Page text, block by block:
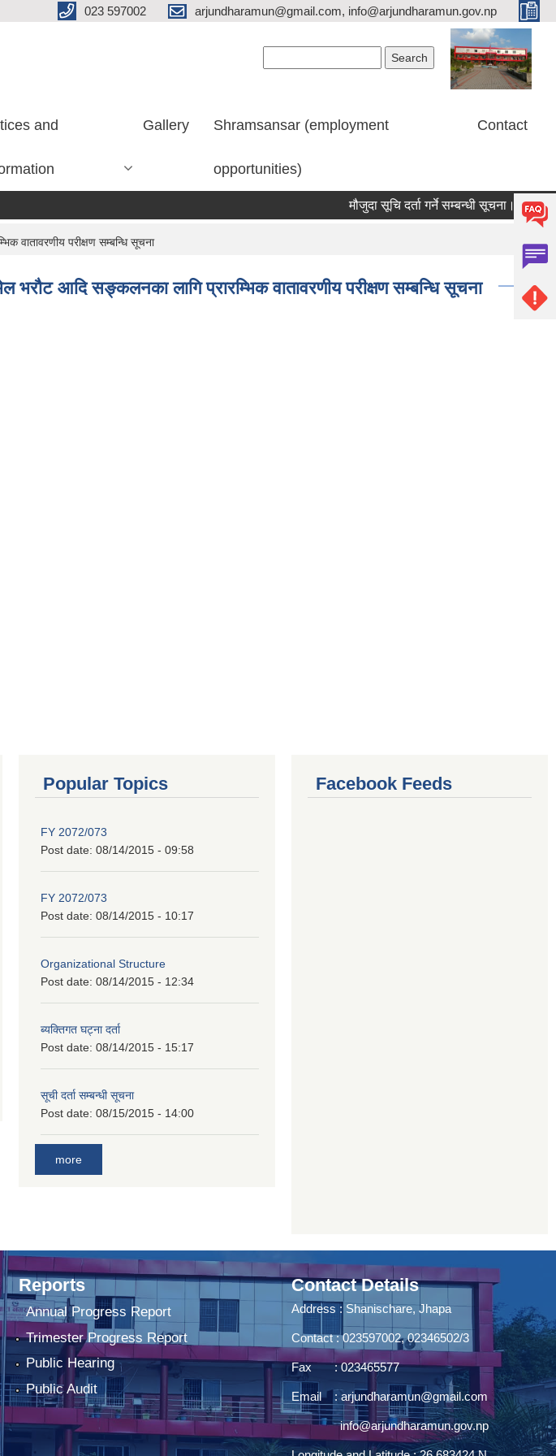
023 597002 arjundharamun@gmail.com, info@arjundharamun.gov.np
and Gallery Shramsansar (employment
opportunities)
Contact
मौजुदा सूचि दर्ता गर्ने सम्बन्धी सूचना। विश्व
वातावरणीय परीक्षण सम्बन्धि सूचना
भरौट आदि सङ्कलनका लागि प्रारम्भिक वातावरणीय परीक्षण सम्बन्धि सूचना
Popular Topics
FY 2072/073
Post date: 08/14/2015 - 09:58
FY 2072/073
Post date: 08/14/2015 - 10:17
Organizational Structure
Post date: 08/14/2015 - 12:34
ब्यक्तिगत घट्ना दर्ता
Post date: 08/14/2015 - 15:17
सूची दर्ता सम्बन्धी सूचना
Post date: 08/15/2015 - 14:00
more
Facebook Feeds
Reports
Annual Progress Report
Trimester Progress Report
Public Hearing
Public Audit
Contact Details
Address : Shanischare, Jhapa
Contact : 023597002, 02346502/3
Fax : 023465577
Email :arjundharamun@gmail.com
info@arjundharamun.gov.np